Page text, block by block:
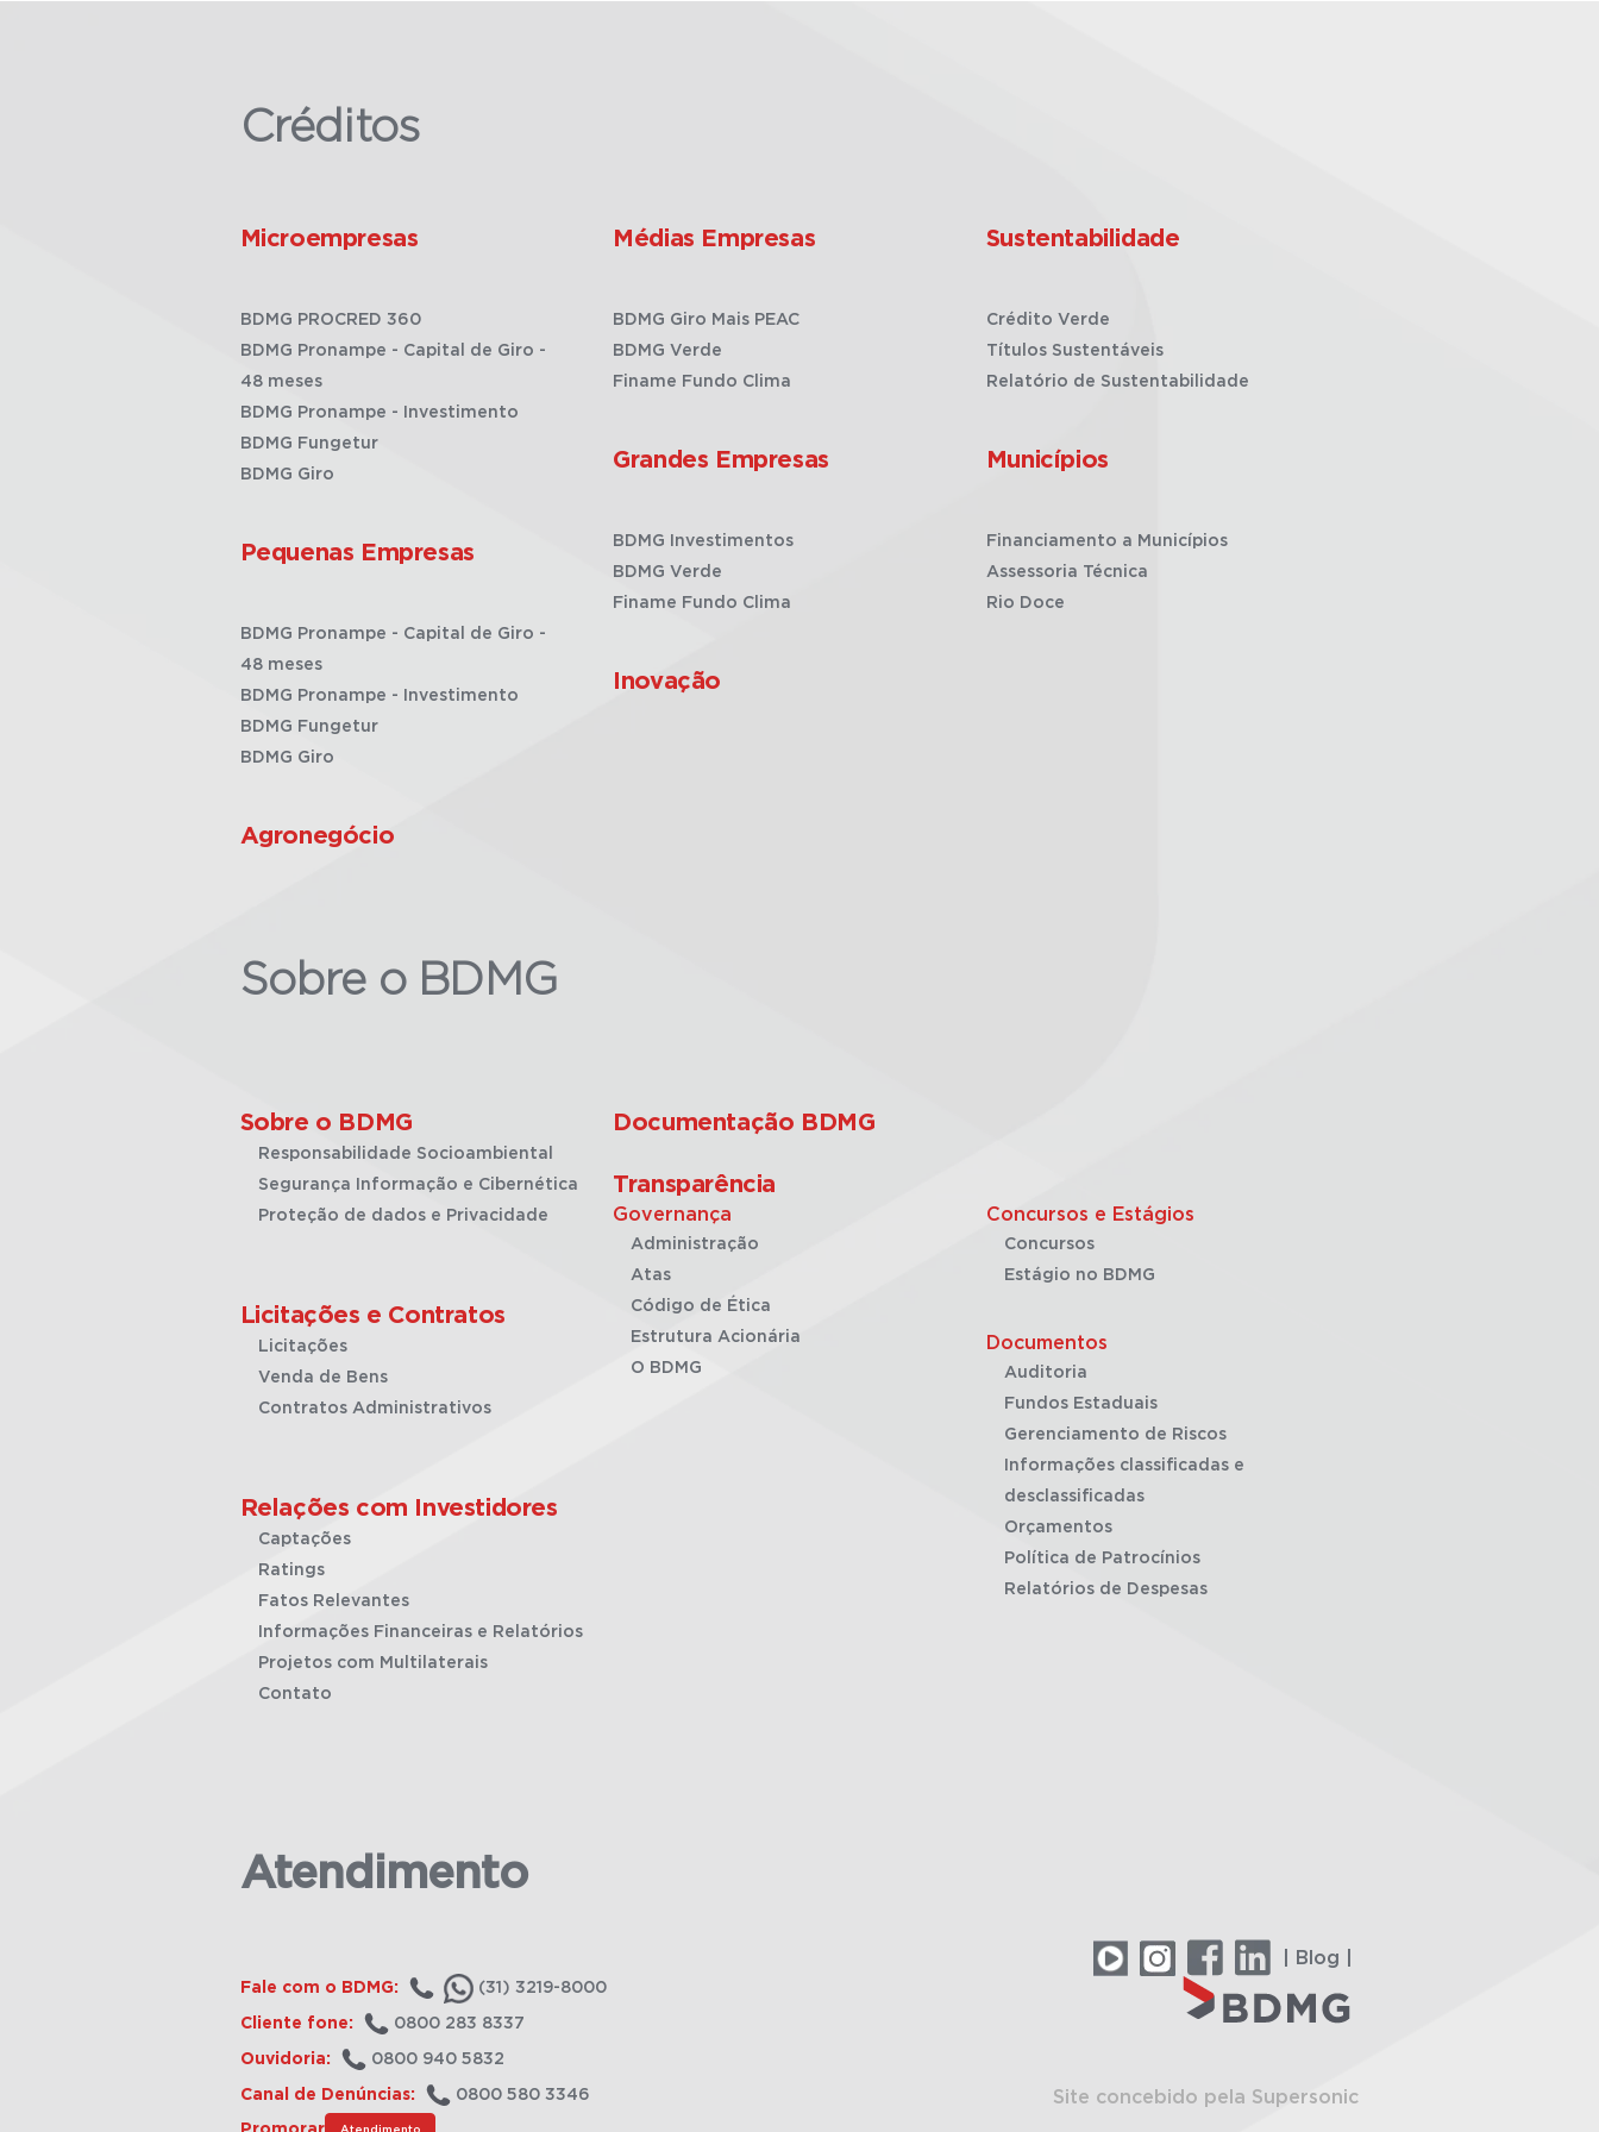
Créditos
Microempresas
BDMG PROCRED 360
BDMG Pronampe - Capital de Giro -
48 meses
BDMG Pronampe - Investimento
BDMG Fungetur
BDMG Giro
Pequenas Empresas
BDMG Pronampe - Capital de Giro -
48 meses
BDMG Pronampe - Investimento
BDMG Fungetur
BDMG Giro
Agronegócio
Médias Empresas
BDMG Giro Mais PEAC
BDMG Verde
Finame Fundo Clima
Grandes Empresas
BDMG Investimentos
BDMG Verde
Finame Fundo Clima
Inovação
Sustentabilidade
Crédito Verde
Títulos Sustentáveis
Relatório de Sustentabilidade
Municípios
Financiamento a Municípios
Assessoria Técnica
Rio Doce
Sobre o BDMG
Sobre o BDMG
Responsabilidade Socioambiental
Segurança Informação e Cibernética
Proteção de dados e Privacidade
Licitações e Contratos
Licitações
Venda de Bens
Contratos Administrativos
Relações com Investidores
Captações
Ratings
Fatos Relevantes
Informações Financeiras e Relatórios
Projetos com Multilaterais
Contato
Documentação BDMG
Transparência
Governança
Administração
Atas
Código de Ética
Estrutura Acionária
O BDMG
Concursos e Estágios
Concursos
Estágio no BDMG
Documentos
Auditoria
Fundos Estaduais
Gerenciamento de Riscos
Informações classificadas e
desclassificadas
Orçamentos
Política de Patrocínios
Relatórios de Despesas
Atendimento
Fale com o BDMG: (31) 3219-8000
Cliente fone: 0800 283 8337
Ouvidoria: 0800 940 5832
Canal de Denúncias: 0800 580 3346
Atendimento
| Blog |
Site concebido pela Supersonic